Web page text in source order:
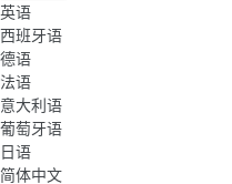
英语
西班牙语
德语
法语
意大利语
葡萄牙语
日语
简体中文